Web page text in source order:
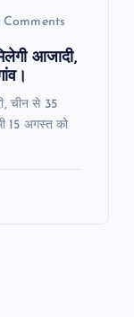
Comments
आजादी,
चीन से 35
15 अगस्त को